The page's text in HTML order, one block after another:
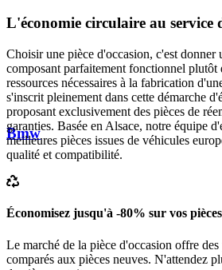
Bmw
L'économie circulaire au service
Choisir une pièce d'occasion, c'est donner
composant parfaitement fonctionnel plutôt
ressources nécessaires à la fabrication
s'inscrit pleinement dans cette démarche
proposant exclusivement des pièces de
garanties. Basée en Alsace, notre équipe
meilleures pièces issues de véhicules
qualité et compatibilité.
Économisez jusqu'à -80% sur vos
Le marché de la pièce d'occasion offre
comparés aux pièces neuves. N'attendez